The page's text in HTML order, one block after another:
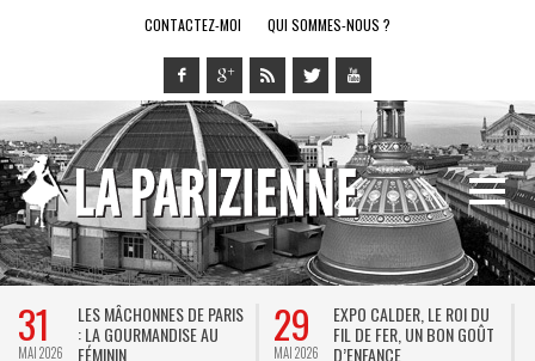
CONTACTEZ-MOI QUI SOMMES-NOUS ?
31
MAI 2026
LES MÂCHONNES DE PARIS
: LA GOURMANDISE AU
FÉMININ
29
MAI 2026
EXPO CALDER, LE ROI DU
FIL DE FER, UN BON GOÛT
D’ENFANCE